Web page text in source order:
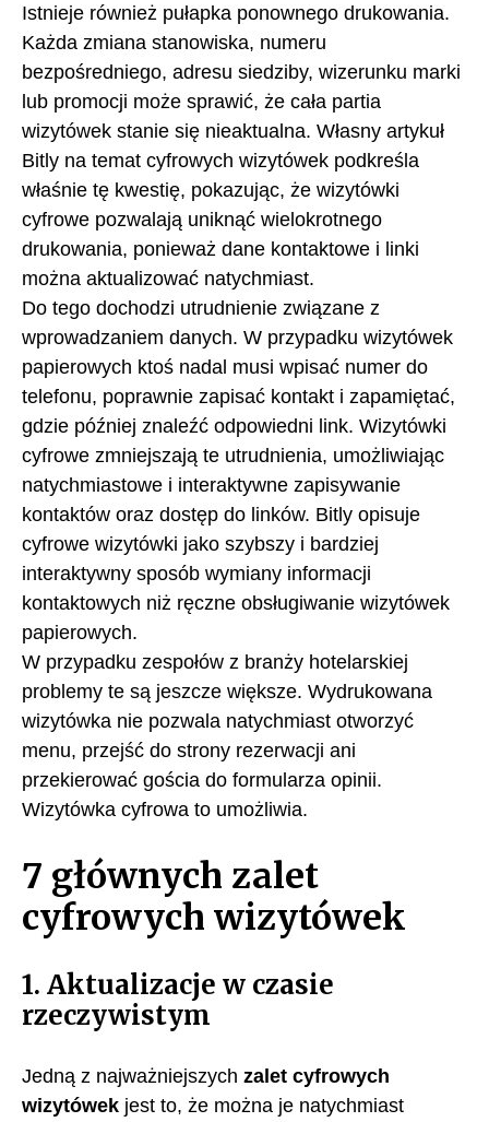
Istnieje również pułapka ponownego drukowania.
Każda zmiana stanowiska, numeru
bezpośredniego, adresu siedziby, wizerunku marki
lub promocji może sprawić, że cała partia
wizytówek stanie się nieaktualna. Własny artykuł
Bitly na temat cyfrowych wizytówek podkreśla
właśnie tę kwestię, pokazując, że wizytówki
cyfrowe pozwalają uniknąć wielokrotnego
drukowania, ponieważ dane kontaktowe i linki
można aktualizować natychmiast.
Do tego dochodzi utrudnienie związane z
wprowadzaniem danych. W przypadku wizytówek
papierowych ktoś nadal musi wpisać numer do
telefonu, poprawnie zapisać kontakt i zapamiętać,
gdzie później znaleźć odpowiedni link. Wizytówki
cyfrowe zmniejszają te utrudnienia, umożliwiając
natychmiastowe i interaktywne zapisywanie
kontaktów oraz dostęp do linków. Bitly opisuje
cyfrowe wizytówki jako szybszy i bardziej
interaktywny sposób wymiany informacji
kontaktowych niż ręczne obsługiwanie wizytówek
papierowych.
W przypadku zespołów z branży hotelarskiej
problemy te są jeszcze większe. Wydrukowana
wizytówka nie pozwala natychmiast otworzyć
menu, przejść do strony rezerwacji ani
przekierować gościa do formularza opinii.
Wizytówka cyfrowa to umożliwia.
7 głównych zalet
cyfrowych wizytówek
1. Aktualizacje w czasie
rzeczywistym
Jedną z najważniejszych zalet cyfrowych
wizytówek jest to, że można je natychmiast